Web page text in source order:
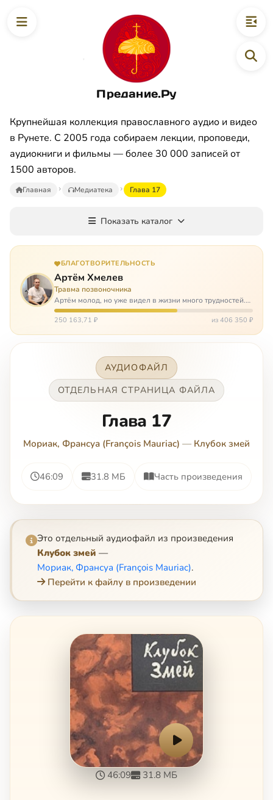
Предание.Ру
Крупнейшая коллекция православного аудио и видео
в Рунете. С 2005 года собираем лекции, проповеди,
аудиокниги и фильмы — более 30 000 записей от
1500 авторов.
Главная Медиатека Глава 17
Показать каталог
БЛАГОТВОРИТЕЛЬНОСТЬ
Артём Хмелев
Травма позвоночника
Артём молод, но уже видел в жизни много трудностей.
Он сирота, привык заботится о себе сам, но, когда
случилось несчастье, и он был парализован – остался на
250 163,71 ₽ из 406 350 ₽
АУДИОФАЙЛ
ОТДЕЛЬНАЯ СТРАНИЦА ФАЙЛА
Глава 17
Мориак, Франсуа (François Mauriac) — Клубок змей
46:09 31.8 МБ Часть произведения
Это отдельный аудиофайл из произведения
Клубок змей —
Мориак, Франсуа (François Mauriac).
Перейти к файлу в произведении
46:09 31.8 МБ